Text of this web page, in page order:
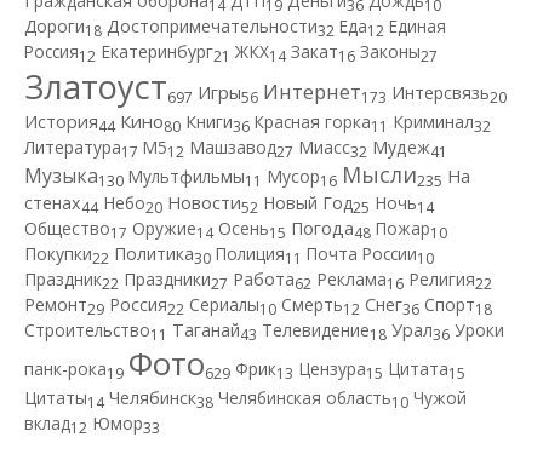
14 19 36 10
Дороги18 Достопримечательности32 Еда12 Единая
Россия12 Екатеринбург21 ЖКХ14 Закат16 Законы27
Златоуст697 Игры56 Интернет173 Интерсвязь20
История44 Кино80 Книги36 Красная горка11 Криминал32
Литература17 М512 Машзавод27 Миасс32 Мудеж41
Музыка130 Мультфильмы11 Мусор16 Мысли235 На
стенах44 Небо20 Новости52 Новый Год25 Ночь14
Общество17 Оружие14 Осень15 Погода48 Пожар10
Покупки22 Политика30 Полиция11 Почта России10
Праздник22 Праздники27 Работа62 Реклама16 Религия22
Ремонт29 Россия22 Сериалы10 Смерть12 Снег36 Спорт18
Строительство11 Таганай43 Телевидение18 Урал36 Уроки
панк-рока19 Фото629 Фрик13 Цензура15 Цитата15
Цитаты14 Челябинск38 Челябинская область10 Чужой
вклад12 Юмор33